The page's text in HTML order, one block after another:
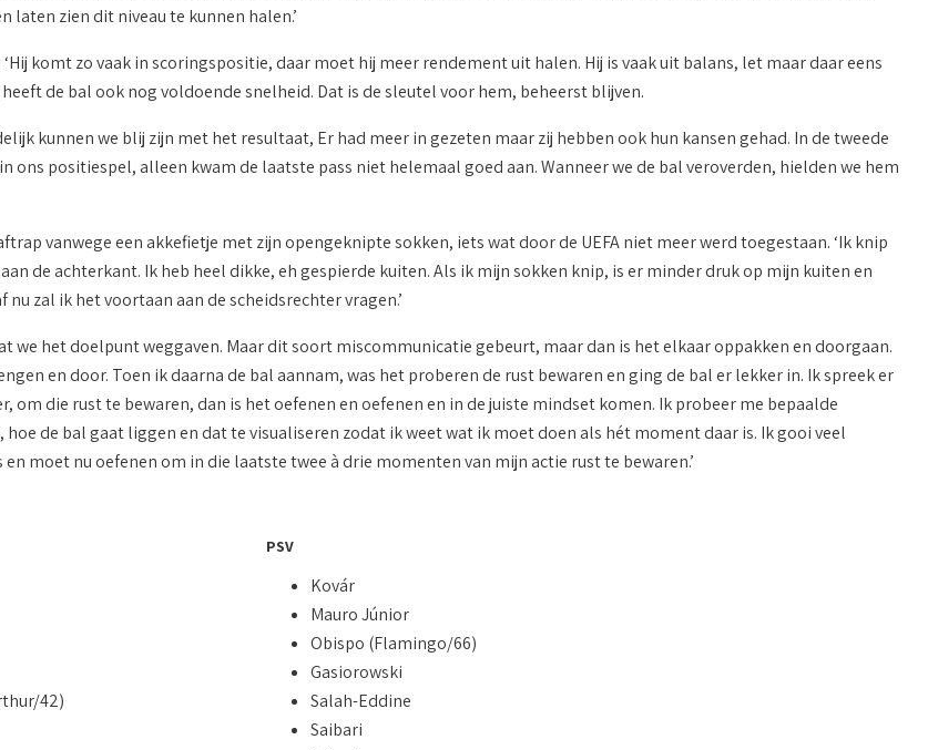
laten zien dit niveau te kunnen halen.’
‘Hij komt zo vaak in scoringspositie, daar moet hij meer rendement uit halen. Hij is vaak uit balans, let maar daar eens
de bal ook nog voldoende snelheid. Dat is de sleutel voor hem, beheerst blijven.
kunnen we blij zijn met het resultaat, Er had meer in gezeten maar zij hebben ook hun kansen gehad. In de tweede
ons positiespel, alleen kwam de laatste pass niet helemaal goed aan. Wanneer we de bal veroverden, hielden we hem
vanwege een akkefietje met zijn opengeknipte sokken, iets wat door de UEFA niet meer werd toegestaan. ‘Ik knip
de achterkant. Ik heb heel dikke, eh gespierde kuiten. Als ik mijn sokken knip, is er minder druk op mijn kuiten en
zal ik het voortaan aan de scheidsrechter vragen.’
we het doelpunt weggaven. Maar dit soort miscommunicatie gebeurt, maar dan is het elkaar oppakken en doorgaan.
en door. Toen ik daarna de bal aannam, was het proberen de rust bewaren en ging de bal er lekker in. Ik spreek er
om die rust te bewaren, dan is het oefenen en oefenen en in de juiste mindset komen. Ik probeer me bepaalde
de bal gaat liggen en dat te visualiseren zodat ik weet wat ik moet doen als hét moment daar is. Ik gooi veel
moet nu oefenen om in die laatste twee à drie momenten van mijn actie rust te bewaren.’
42)
PSV
Kovár
Mauro Júnior
Obispo (Flamingo/66)
Gasiorowski
Salah-Eddine
Saibari